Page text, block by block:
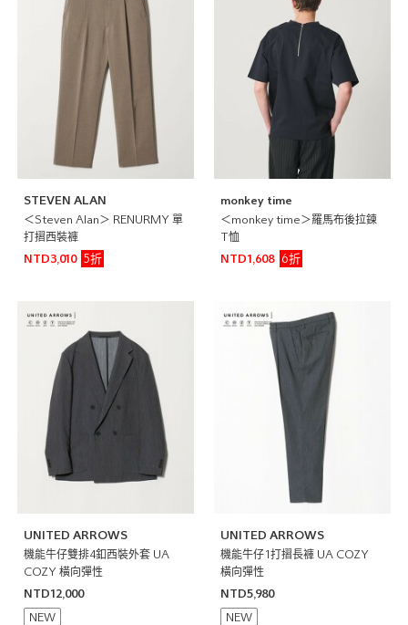
STEVEN ALAN
＜Steven Alan＞ RENURMY 單
打摺西裝褲
NTD3,010
5折
monkey time
＜monkey time＞羅馬布後拉鍊
T恤
NTD1,608
6折
UNITED ARROWS
機能牛仔雙排4釦西裝外套 UA
COZY 橫向彈性
NTD12,000
NEW
UNITED ARROWS
機能牛仔1打摺長褲 UA COZY
橫向彈性
NTD5,980
NEW